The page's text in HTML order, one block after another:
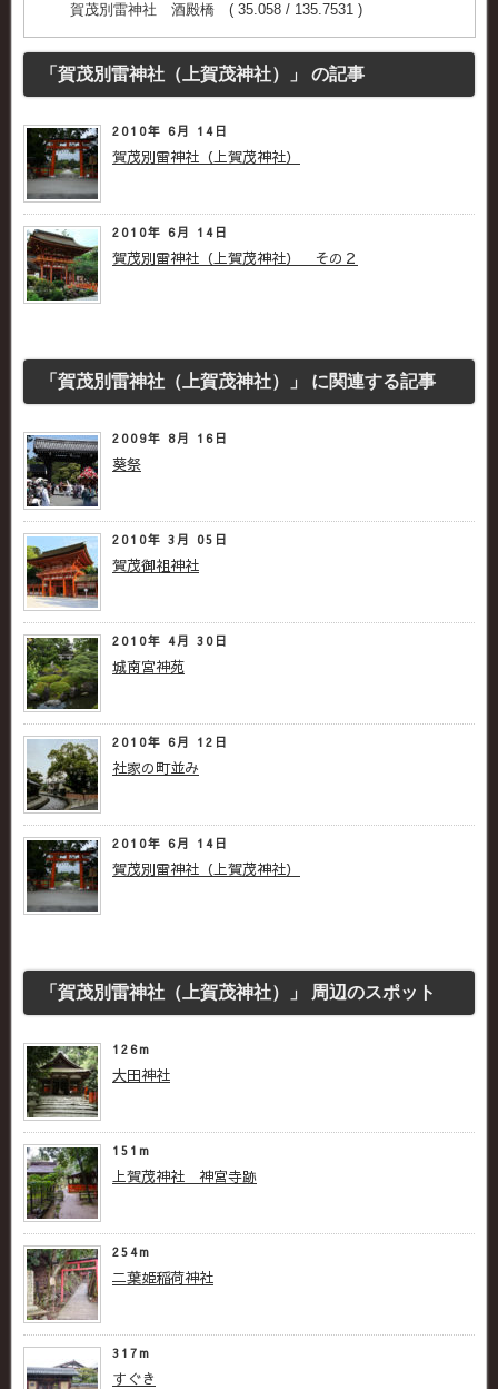
賀茂別雷神社 酒殿橋 ( 35.058 / 135.7531 )
「賀茂別雷神社（上賀茂神社）」 の記事
2010年 6月 14日
賀茂別雷神社（上賀茂神社）
2010年 6月 14日
賀茂別雷神社（上賀茂神社） その２
「賀茂別雷神社（上賀茂神社）」 に関連する記事
2009年 8月 16日
葵祭
2010年 3月 05日
賀茂御祖神社
2010年 4月 30日
城南宮神苑
2010年 6月 12日
社家の町並み
2010年 6月 14日
賀茂別雷神社（上賀茂神社）
「賀茂別雷神社（上賀茂神社）」 周辺のスポット
126m
大田神社
151m
上賀茂神社 神宮寺跡
254m
二葉姫稲荷神社
317m
すぐき